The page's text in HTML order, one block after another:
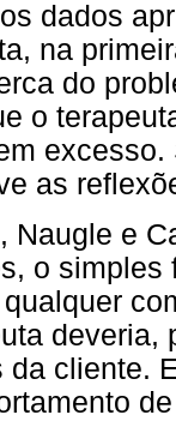
dados
na
do
o
as
Naugle e
o
deveria,
da cliente.